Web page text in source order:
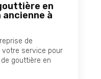
en
ancienne à
de
votre service pour
gouttière en